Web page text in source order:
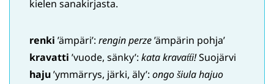
kielen sanakirjasta.
renki ’ämpäri’: rengin perze’ämpärin pohja’
kravatti ’vuode, sänky’: kata kravat́t́i!Suojärvi
haju’ymmärrys, järki, äly’: ongo šiula hajuo